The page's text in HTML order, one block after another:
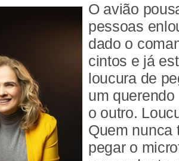
O avião
pessoas
dado o
cintos e já
loucura de
um
o outro.
Quem nunca
pegar o